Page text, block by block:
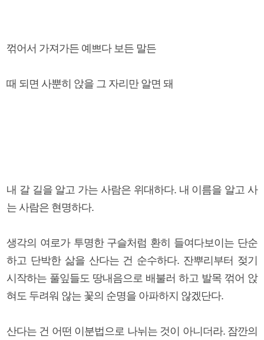
꺾어서 가져가든 예쁘다 보든 말든
때 되면 사뿐히 앉을 그 자리만 알면 돼
내 갈 길을 알고 가는 사람은 위대하다. 내 이름을 알고 사
는 사람은 현명하다.
생각의 여로가 투명한 구슬처럼 환히 들여다보이는 단순
하고 단박한 삶을 산다는 건 순수하다. 잔뿌리부터 젖기
시작하는 풀잎들도 땅내음으로 배불러 하고 발목 꺾어 앉
혀도 두려워 않는 꽃의 순명을 아파하지 않겠단다.
산다는 건 어떤 이분법으로 나뉘는 것이 아니더라. 잠깐의